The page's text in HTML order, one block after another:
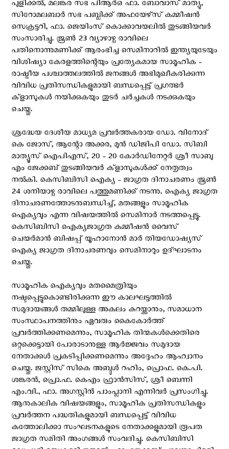
പുളിക്കൽ, മലങ്കര സഭ പിആർഒ ഫാ. ബോവാസ് മാത്യു,
സിറോമലബാർ സഭ പബ്ലിക്ക് അഫയേഴ്‌സ് കമ്മീഷൻ
സെക്രട്ടറി, ഫാ. ജെയിംസ് കൊക്കാവയലിൽ തുടങ്ങിയവർ
സംസാരിച്ചു. ജൂൺ 23 വ്യാഴാഴ്ച രാവിലെ
പതിനൊന്നുമണിക്ക് ആരംഭിച്ച സെമിനാറിൽ ഇന്ത്യയുടേയും
വിശിഷ്യാ കേരളത്തിന്റെയും പ്രത്യേകമായ സാമൂഹിക -
രാഷ്ട്രീയ പശ്ചാത്തലത്തിൽ ജനങ്ങൾ അഭിമുഖീകരിക്കുന്ന
വിവിധ പ്രതിസന്ധികളുമായി ബന്ധപ്പെട്ട് പ്രഗത്ഭർ
ക്‌ളാസുകൾ നയിക്കുകയും തുടർ ചർച്ചകൾ നടക്കുകയും
ചെയ്തു.
ശ്രദ്ധേയ ദേശീയ മാധ്യമ പ്രവർത്തകരായ ഡോ. വിനോദ്
കെ ജോസ്, ആന്റോ അക്കര, മുൻ ഡിജിപി ഡോ. സിബി
മാത്യൂസ് ഐപിഎസ്, 20 - 20 കോർഡിനേറ്റർ ശ്രീ സാബു
എം ജേക്കബ് തുടങ്ങിയവർ ക്‌ളാസുകൾക്ക് നേതൃത്വം
നൽകി. കെസിബിസി ഐക്യ - ജാഗ്രത ദിനാചരണം ജൂൺ
24 ശനിയാഴ്ച രാവിലെ പത്തുമണിക്ക് നടന്നു. ഐക്യ ജാഗ്രത
ദിനാചരണത്തോടനുബന്ധിച്ച്, മതങ്ങളും സാമൂഹിക
ഐക്യവും എന്ന വിഷയത്തിൽ സെമിനാർ നടത്തപ്പെട്ടു.
കെസിബിസി ഐക്യജാഗ്രത കമ്മീഷൻ വൈസ്
ചെയർമാൻ ബിഷപ്പ് യൂഹാനോൻ മാർ തിയഡോഷ്യസ്
ഐക്യ ജാഗ്രത ദിനാചരണവും സെമിനാറും ഉദ്‌ഘാടനം
ചെയ്തു.
സാമൂഹിക ഐക്യവും മതമൈത്രിയും
നഷ്ടപ്പെട്ടുകൊണ്ടിരിക്കുന്ന ഈ കാലഘട്ടത്തിൽ
സമുദായങ്ങൾ തമ്മിലുള്ള അകലം കുറയ്ക്കാനും, സമാധാന
സംസ്ഥാപനത്തിനും ഏവരും കൈകോർത്ത്
പ്രവർത്തിക്കണമെന്നും, സാമൂഹിക തിന്മകൾക്കെതിരെ
ഒറ്റക്കെട്ടായി പോരാടാനുള്ള ആർജ്ജവം സമുദായ
നേതാക്കൾ പ്രകടിപ്പിക്കണമെന്നും അദ്ദേഹം ആഹ്വാനം
ചെയ്തു. ജസ്റ്റിസ് സികെ അബ്ദുൾ റഹിം, പ്രൊഫ. കെ.പി.
ശങ്കരൻ, പ്രൊ.ഫ. കെഎം ഫ്രാൻസിസ്, ശ്രീ ബെന്നി
എം.വി., ഫാ. അഗസ്റ്റിൻ പാംപ്ലാനി എന്നിവർ പ്രസംഗിച്ചു.
ആനുകാലിക വിഷയങ്ങളും, സാമൂഹിക പ്രതിസന്ധികളും
പ്രവർത്തന പദ്ധതികളുമായി ബന്ധപ്പെട്ട് വിവിധ
കത്തോലിക്കാ സംഘടനകളുടെ നേതാക്കളുമായി രൂപത
ജാഗ്രത സമിതി അംഗങ്ങൾ സംവദിച്ചു. കെസിബിസി